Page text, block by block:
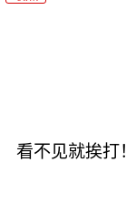
看不见就挨打